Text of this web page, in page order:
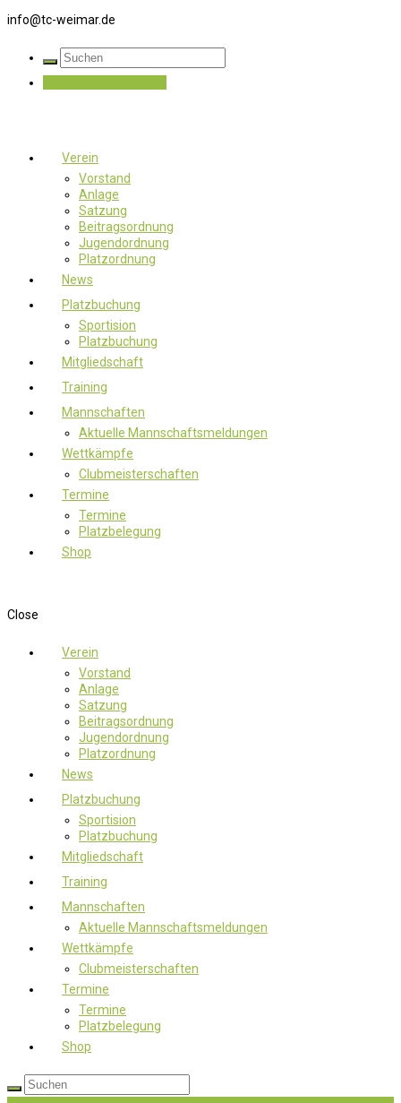
info@tc-weimar.de
Verein
Vorstand
Anlage
Satzung
Beitragsordnung
Jugendordnung
Platzordnung
News
Platzbuchung
Sportision
Platzbuchung
Mitgliedschaft
Training
Mannschaften
Aktuelle Mannschaftsmeldungen
Wettkämpfe
Clubmeisterschaften
Termine
Termine
Platzbelegung
Shop
Close
Verein
Vorstand
Anlage
Satzung
Beitragsordnung
Jugendordnung
Platzordnung
News
Platzbuchung
Sportision
Platzbuchung
Mitgliedschaft
Training
Mannschaften
Aktuelle Mannschaftsmeldungen
Wettkämpfe
Clubmeisterschaften
Termine
Termine
Platzbelegung
Shop